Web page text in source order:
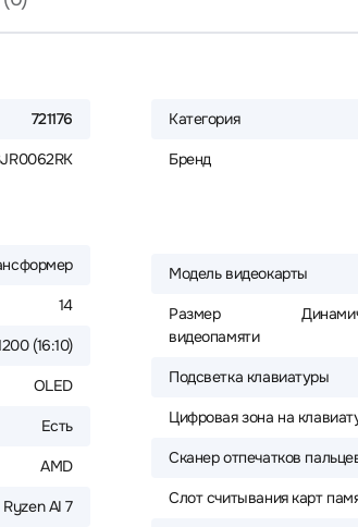
721176 Категория
Бренд
14
(16:10)
OLED
Есть
AMD
Ryzen AI 7
Модель видеокарты
Размер
видеопамяти
Подсветка клавиатуры
Цифровая зона на
Сканер отпечатков
Слот считывания карт